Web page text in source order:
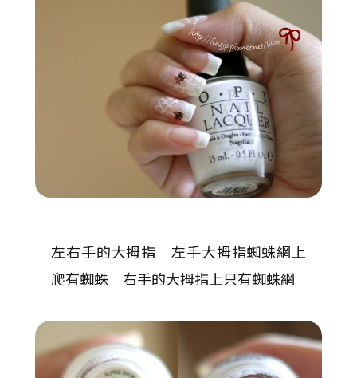
左右手的大拇指 左手大拇指蜘蛛網上
爬有蜘蛛 右手的大拇指上只有蜘蛛網